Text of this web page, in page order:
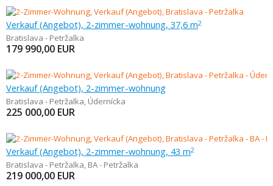
Verkauf (Angebot), 2-zimmer-wohnung, 37,6 m2
Bratislava - Petržalka
179 990,00 EUR
Verkauf (Angebot), 2-zimmer-wohnung
Bratislava - Petržalka, Údernícka
225 000,00 EUR
Verkauf (Angebot), 2-zimmer-wohnung, 43 m2
Bratislava - Petržalka, BA - Petržalka
219 000,00 EUR